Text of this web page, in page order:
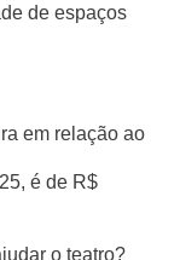
de espaços
em relação ao
é de R$
o teatro?